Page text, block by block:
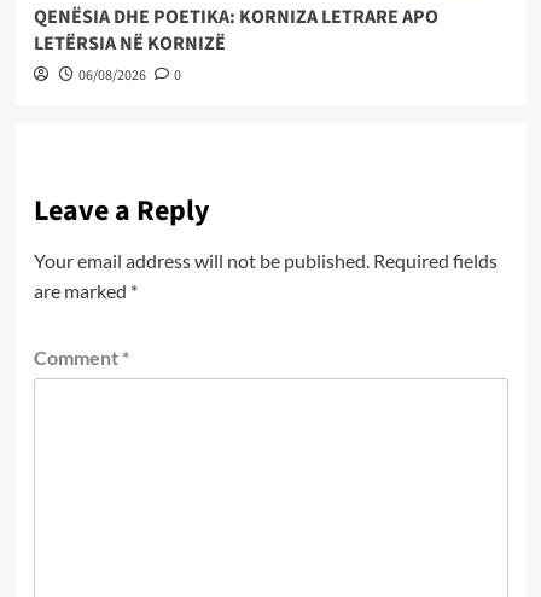
QENËSIA DHE POETIKA: KORNIZA LETRARE APO
LETËRSIA NË KORNIZË
06/08/2026 0
Leave a Reply
Your email address will not be published. Required fields
are marked *
Comment *